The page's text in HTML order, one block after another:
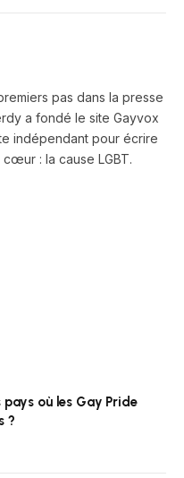
pas dans la presse
a fondé le site Gayvox
indépendant pour écrire
: la cause LGBT.
pays où les Gay Pride
?